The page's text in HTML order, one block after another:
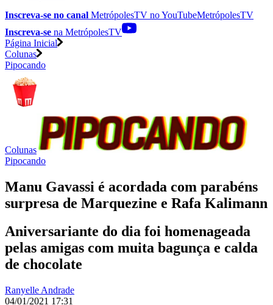
Inscreva-se no canal MetrópolesTV noYouTubeMetrópolesTV
Inscreva-se na MetrópolesTV
Página Inicial
Colunas
Pipocando
Colunas
Pipocando
Manu Gavassi é acordada com parabéns
surpresa de Marquezine e Rafa Kalimann
Aniversariante do dia foi homenageada
pelas amigas com muita bagunça e calda
de chocolate
Ranyelle Andrade
04/01/2021 17:31